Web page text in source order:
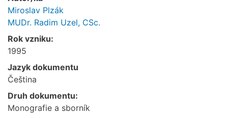
Miroslav Plzák
MUDr. Radim Uzel, CSc.
Rok vzniku:
1995
Jazyk dokumentu
Čeština
Druh dokumentu:
Monografie a sborník